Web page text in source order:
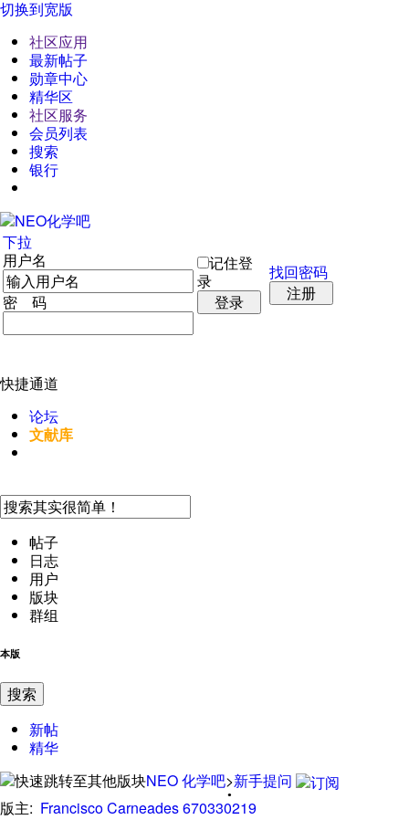
切换到宽版
社区应用
最新帖子
勋章中心
精华区
社区服务
会员列表
搜索
银行
下拉
用户名
密 码
记住登
录
登录
找回密码
注册
快捷通道
论坛
文献库
帖子
日志
用户
版块
群组
本版
搜索
新帖
精华
NEO化学吧>新手提问
版主: FranciscoCarneades670330219